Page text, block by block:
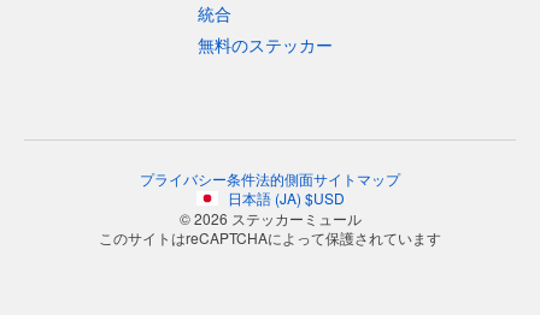
統合
無料のステッカー
プライバシー条件法的側面サイトマップ
日本語(JA) $USD
© 2026 ステッカーミュール
このサイトはreCAPTCHAによって保護されています